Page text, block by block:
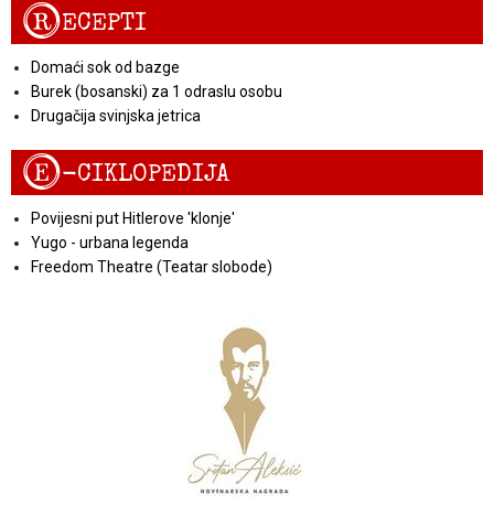
RECEPTI
Domaći sok od bazge
Burek (bosanski) za 1 odraslu osobu
Drugačija svinjska jetrica
E-CIKLOPEDIJA
Povijesni put Hitlerove 'klonje'
Yugo - urbana legenda
Freedom Theatre (Teatar slobode)